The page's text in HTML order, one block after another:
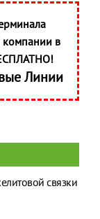
компании в
Линии
связки